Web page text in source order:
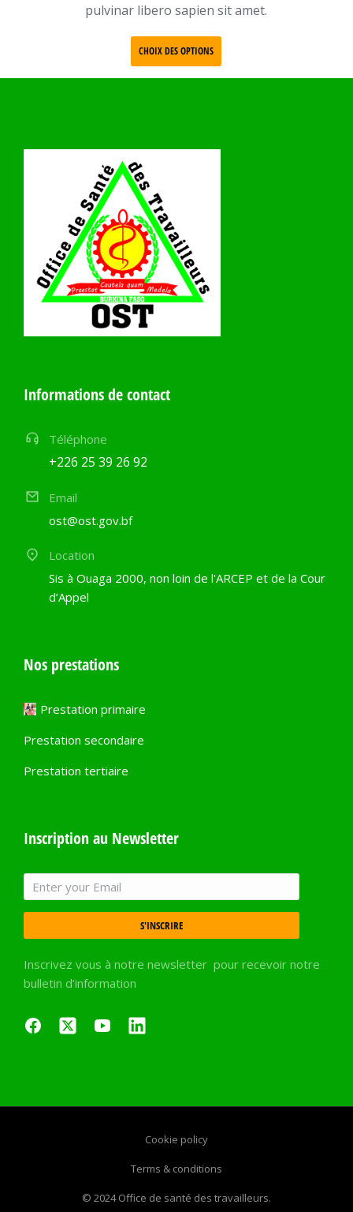
pulvinar libero sapien sit amet.
CHOIX DES OPTIONS
Informations de contact
Téléphone
+226 25 39 26 92
Email
ost@ost.gov.bf
Location
Sis à Ouaga 2000, non loin de l'ARCEP et de la Cour
d’Appel
Nos prestations
Prestation primaire
Prestation secondaire
Prestation tertiaire
Inscription au Newsletter
S'INSCRIRE
Inscrivez vous à notre newsletter pour recevoir notre
bulletin d’information
© 2024 Office de santé des travailleurs.
Cookie policy
Terms & conditions